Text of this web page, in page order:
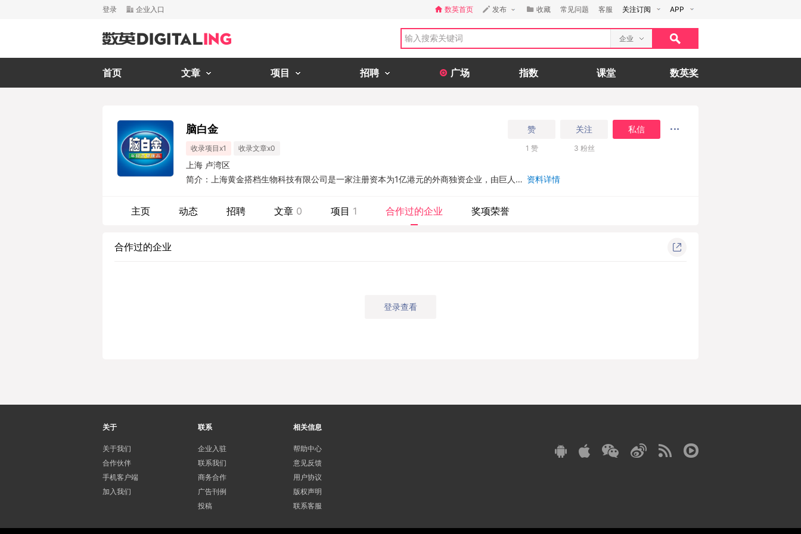
登录 企业入口 数英首页 发布 收藏 常见问题 客服 关注订阅 APP
企业
首页 文章 项目 招聘 广场 指数 课堂 数英奖
脑白金
收录项目x1 收录文章x0
赞 关注 私信
1 赞 3 粉丝
上海 卢湾区
简介：上海黄金搭档生物科技有限公司是一家注册资本为1亿港元的外商独资企业，由巨人投 资料详情
主页 动态 招聘 文章 0 项目 1 合作过的企业 奖项荣誉
合作过的企业
登录查看
关于
关于我们
合作伙伴
手机客户端
加入我们
联系
企业入驻
联系我们
商务合作
广告刊例
投稿
相关信息
帮助中心
意见反馈
用户协议
版权声明
联系客服